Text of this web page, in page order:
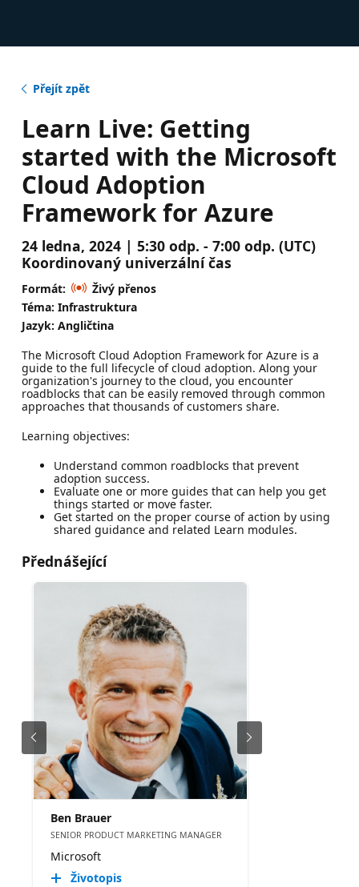
Přejít zpět
Learn Live: Getting
started with the Microsoft
Cloud Adoption
Framework for Azure
24 ledna, 2024 | 5:30 odp. - 7:00 odp. (UTC)
Koordinovaný univerzální čas
Formát:
Živý přenos
Téma: Infrastruktura
Jazyk: Angličtina
The Microsoft Cloud Adoption Framework for Azure is a
guide to the full lifecycle of cloud adoption. Along your
organization's journey to the cloud, you encounter
roadblocks that can be easily removed through common
approaches that thousands of customers share.
Learning objectives:
Understand common roadblocks that prevent
adoption success.
Evaluate one or more guides that can help you get
things started or move faster.
Get started on the proper course of action by using
shared guidance and related Learn modules.
Přednášející
Ben Brauer
SENIOR PRODUCT MARKETING MANAGER
Microsoft
Životopis